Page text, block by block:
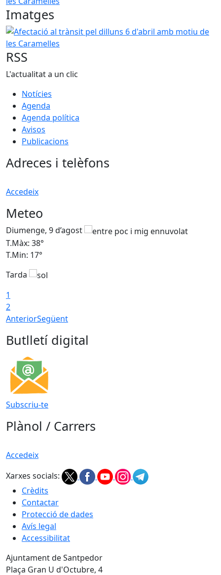
Imatges
Afectació al trànsit pel dilluns 6 d'abril amb motiu de les
RSS
L'actualitat a un clic
Notícies
Agenda
Agenda política
Avisos
Publicacions
Adreces i telèfons
Accedeix
Meteo
Diumenge, 9 d’agost
T.Màx: 38°
T.Min: 17°
Tarda
1
2
AnteriorSegüent
Butlletí digital
Subscriu-te
Plànol / Carrers
Accedeix
Xarxes socials:
Crèdits
Contactar
Protecció de dades
Avís legal
Accessibilitat
Ajuntament de Santpedor
Plaça Gran U d'Octubre, 4